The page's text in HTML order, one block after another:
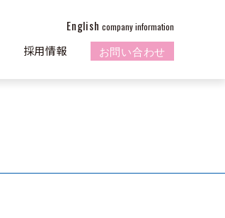
English company information
採用情報 お問い合わせ